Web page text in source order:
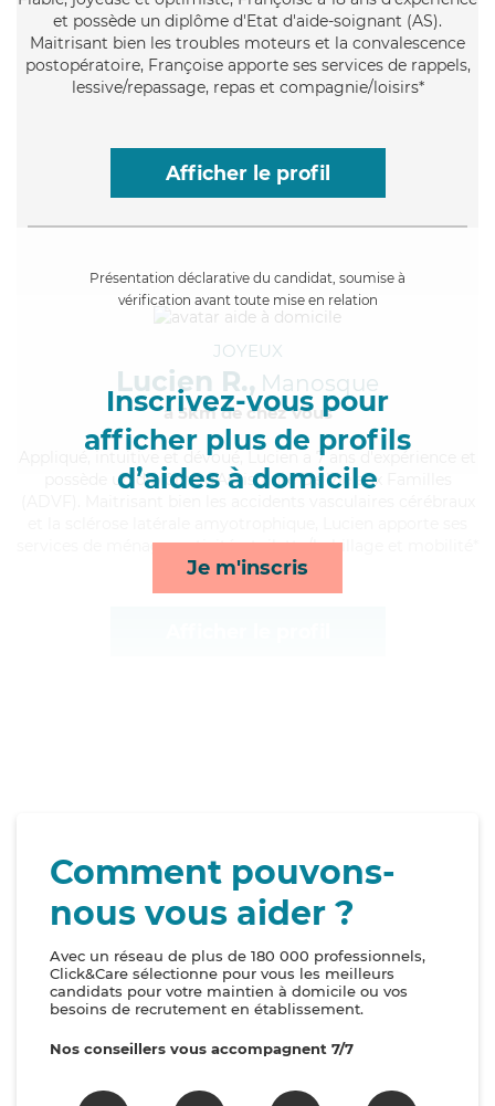
et possède un diplôme d'Etat d'aide-soignant (AS).
Maitrisant bien les troubles moteurs et la convalescence
postopératoire, Françoise apporte ses services de rappels,
lessive/repassage, repas et compagnie/loisirs*
Afficher le profil
Présentation déclarative du candidat, soumise à
vérification avant toute mise en relation
Inscrivez-vous pour
afficher plus de profils
d’aides à domicile
Je m'inscris
JOYEUX
Lucien R., Manosque
à 5km de chez Vous
, intuitive et dévoué, Lucien a 7 ans d'expérience et
possède un diplôme d'Assistante De Vie aux Familles
services de ménage, activités, toilette/habillage et mobilité*
Comment pouvons-
nous vous aider ?
Avec un réseau de plus de 180 000 professionnels,
Click&Care sélectionne pour vous les meilleurs
candidats pour votre maintien à domicile ou vos
besoins de recrutement en établissement.
Nos conseillers vous accompagnent 7/7